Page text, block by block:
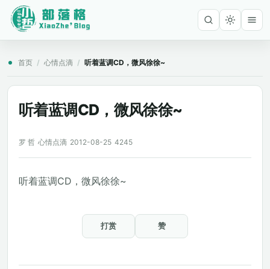
首页 / 心情点滴 / 听着蓝调CD，微风徐徐~
听着蓝调CD，微风徐徐~
罗 哲 心情点滴 2012-08-25 4245
听着蓝调CD，微风徐徐~
打赏 赞